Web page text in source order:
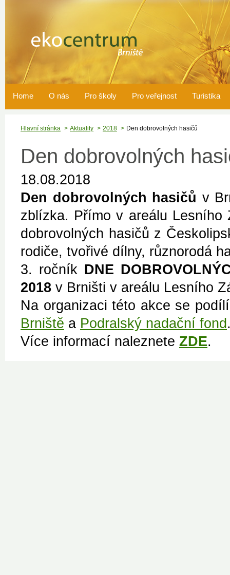
Home O nás Pro školy Pro veřejnost Turistika
Hlavní stránka Aktuality 2018 Den dobrovolných hasičů
Den dobrovolných
18.08.2018
Den dobrovolných hasičů v
zblízka. Přímo v areálu
dobrovolných hasičů z
rodiče, tvořivé dílny, různorodá
3. ročník DNE
2018 v Brništi v areálu Lesního
Na organizaci této akce se
Brniště a Podralský nadační fond
Více informací naleznete ZDE.